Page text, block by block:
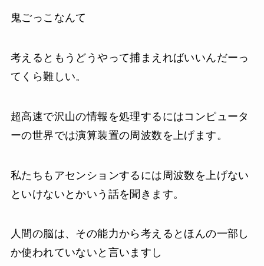
鬼ごっこなんて
考えるともうどうやって捕まえればいいんだーっ
てくら難しい。
超高速で沢山の情報を処理するにはコンピュータ
ーの世界では演算装置の周波数を上げます。
私たちもアセンションするには周波数を上げない
といけないとかいう話を聞きます。
人間の脳は、その能力から考えるとほんの一部し
か使われていないと言いますし